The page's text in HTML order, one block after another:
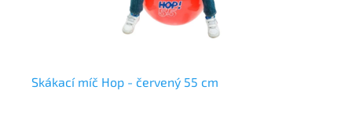
Skákací míč Hop - červený 55 cm